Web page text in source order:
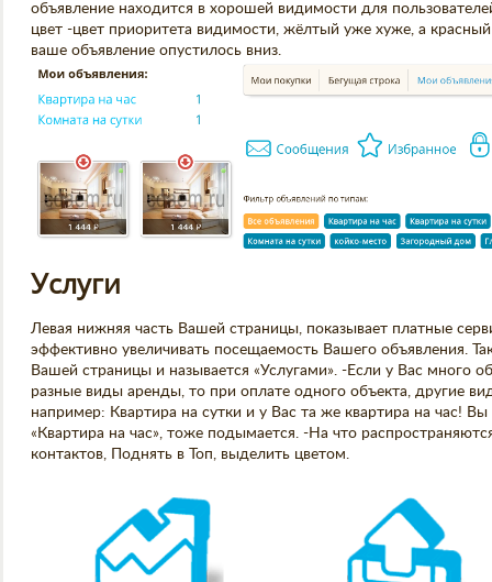
объявление находится в хорошей видимости для
цвет -цвет приоритета видимости, жёлтый уже хуже, а
ваше объявление опустилось вниз.
Услуги
Левая нижняя часть Вашей страницы, показывает платные
эффективно увеличивать посещаемость Вашего объявления.
Вашей страницы и называется «Услугами». -Если у Вас много
разные виды аренды, то при оплате одного объекта, другие
например: Квартира на сутки и у Вас та же квартира на час!
«Квартира на час», тоже подымается. -На что
контактов, Поднять в Топ, выделить цветом.